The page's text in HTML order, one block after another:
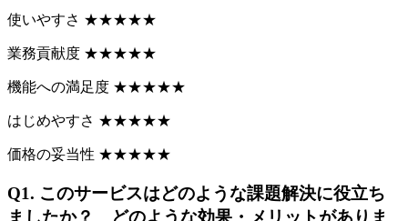
使いやすさ ★★★★★
業務貢献度 ★★★★★
機能への満足度 ★★★★★
はじめやすさ ★★★★★
価格の妥当性 ★★★★★
Q1. このサービスはどのような課題解決に役立ち
ましたか？ どのような効果・メリットがありま